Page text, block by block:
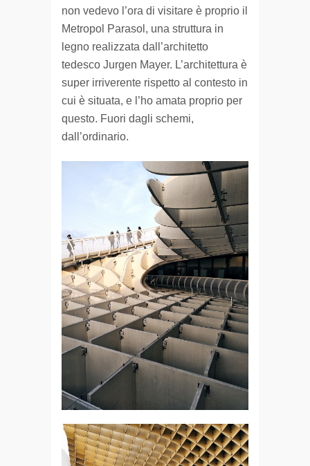
non vedevo l’ora di visitare è proprio il
Metropol Parasol, una struttura in
legno realizzata dall’architetto
tedesco Jurgen Mayer. L’architettura è
super irriverente rispetto al contesto in
cui è situata, e l’ho amata proprio per
questo. Fuori dagli schemi,
dall’ordinario.